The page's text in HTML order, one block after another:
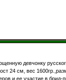
девчонку
24 см, вес
и ее участие в